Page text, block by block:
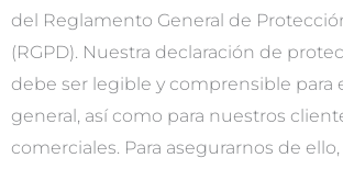
del Reglamento General de
(RGPD). Nuestra declaración de
debe ser legible y comprensible para
general, así como para nuestros
comerciales. Para asegurarnos de